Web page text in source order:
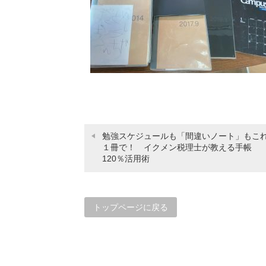
勉強スケジュールも「間違いノート」もこ
１冊で！ イクメン税理士が教える手帳
120％活用術
トップページに戻る